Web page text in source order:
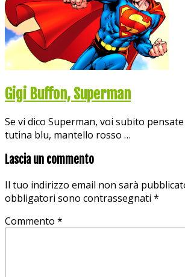
Gigi Buffon, Superman
Se vi dico Superman, voi subito
tutina blu, mantello rosso …
Lascia un commento
Il tuo indirizzo email non sarà
obbligatori sono contrassegnati *
Commento *